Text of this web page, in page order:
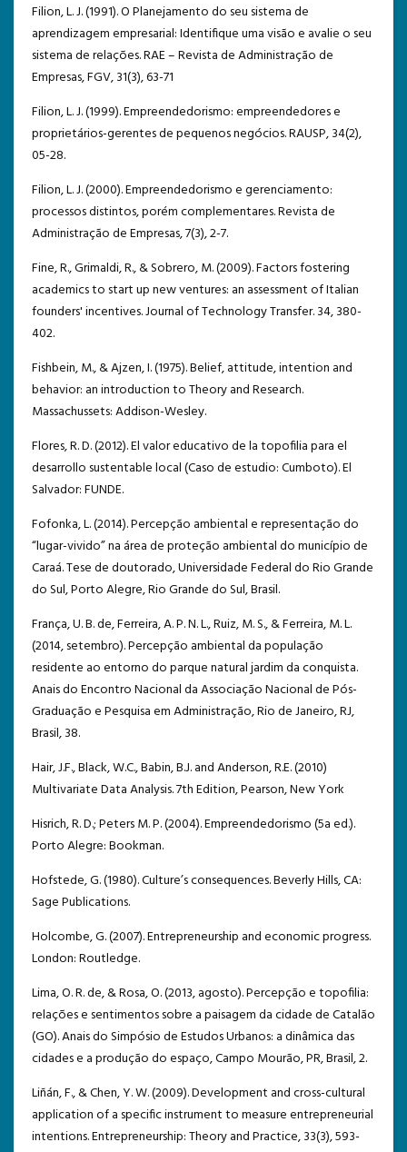
Filion, L. J. (1991). O Planejamento do seu sistema de
aprendizagem empresarial: Identifique uma visão e avalie o seu
sistema de relações. RAE – Revista de Administração de
Empresas, FGV, 31(3), 63-71
Filion, L. J. (1999). Empreendedorismo: empreendedores e
proprietários-gerentes de pequenos negócios. RAUSP, 34(2),
05-28.
Filion, L. J. (2000). Empreendedorismo e gerenciamento:
processos distintos, porém complementares. Revista de
Administração de Empresas, 7(3), 2-7.
Fine, R., Grimaldi, R., & Sobrero, M. (2009). Factors fostering
academics to start up new ventures: an assessment of Italian
founders' incentives. Journal of Technology Transfer. 34, 380-
402.
Fishbein, M., & Ajzen, I. (1975). Belief, attitude, intention and
behavior: an introduction to Theory and Research.
Massachussets: Addison-Wesley.
Flores, R. D. (2012). El valor educativo de la topofilia para el
desarrollo sustentable local (Caso de estudio: Cumboto). El
Salvador: FUNDE.
Fofonka, L. (2014). Percepção ambiental e representação do
“lugar-vivido” na área de proteção ambiental do município de
Caraá. Tese de doutorado, Universidade Federal do Rio Grande
do Sul, Porto Alegre, Rio Grande do Sul, Brasil.
França, U. B. de, Ferreira, A. P. N. L., Ruiz, M. S., & Ferreira, M. L.
(2014, setembro). Percepção ambiental da população
residente ao entorno do parque natural jardim da conquista.
Anais do Encontro Nacional da Associação Nacional de Pós-
Graduação e Pesquisa em Administração, Rio de Janeiro, RJ,
Brasil, 38.
Hair, J.F., Black, W.C., Babin, B.J. and Anderson, R.E. (2010)
Multivariate Data Analysis. 7th Edition, Pearson, New York
Hisrich, R. D.; Peters M. P. (2004). Empreendedorismo (5a ed.).
Porto Alegre: Bookman.
Hofstede, G. (1980). Culture’s consequences. Beverly Hills, CA:
Sage Publications.
Holcombe, G. (2007). Entrepreneurship and economic progress.
London: Routledge.
Lima, O. R. de, & Rosa, O. (2013, agosto). Percepção e topofilia:
relações e sentimentos sobre a paisagem da cidade de Catalão
(GO). Anais do Simpósio de Estudos Urbanos: a dinâmica das
cidades e a produção do espaço, Campo Mourão, PR, Brasil, 2.
Liñán, F., & Chen, Y. W. (2009). Development and cross-cultural
application of a specific instrument to measure entrepreneurial
intentions. Entrepreneurship: Theory and Practice, 33(3), 593-